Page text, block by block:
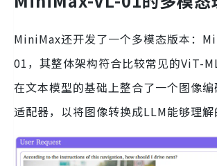
MiniMax还开发了一个多模态版本：
01，其整体架构符合比较常见的ViT-
在文本模型的基础上整合了一个图像
适配器，以将图像转换成LLM能够理解